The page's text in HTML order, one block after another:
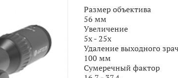
Размер объектива
56 мм
Увеличение
5x - 25x
Удаление выходного
100 мм
Сумеречный фактор